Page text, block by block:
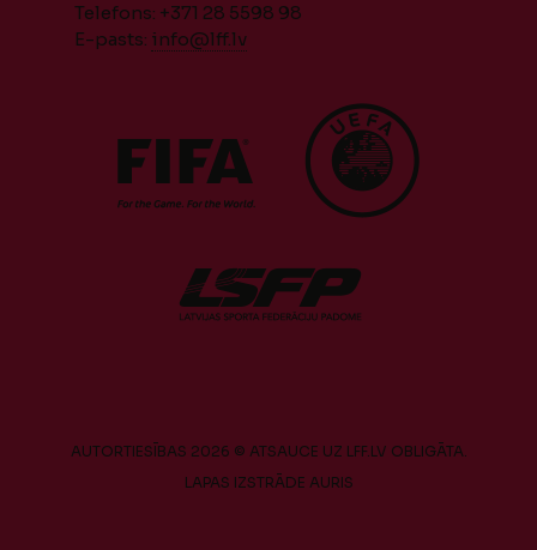
Telefons: +371 28 5598 98
E-pasts: info@lff.lv
AUTORTIESĪBAS 2026 © ATSAUCE UZ LFF.LV OBLIGĀTA.
LAPAS IZSTRĀDE AURIS